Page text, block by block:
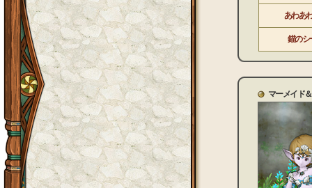
あわあ
錨のシ
マーメイド